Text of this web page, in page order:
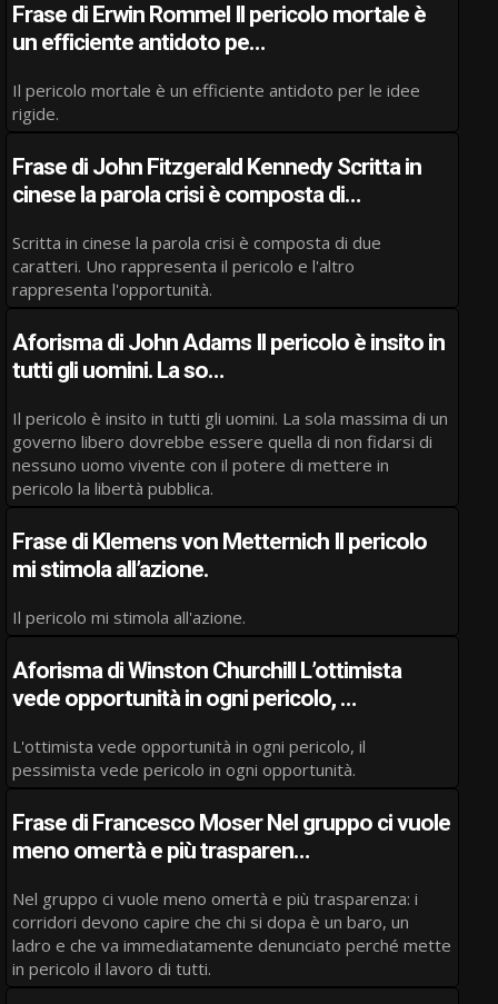
Frase di Erwin Rommel Il pericolo mortale è
un efficiente antidoto pe…
Il pericolo mortale è un efficiente antidoto per le idee
rigide.
Frase di John Fitzgerald Kennedy Scritta in
cinese la parola crisi è composta di…
Scritta in cinese la parola crisi è composta di due
caratteri. Uno rappresenta il pericolo e l'altro
rappresenta l'opportunità.
Aforisma di John Adams Il pericolo è insito in
tutti gli uomini. La so…
Il pericolo è insito in tutti gli uomini. La sola massima di un
governo libero dovrebbe essere quella di non fidarsi di
nessuno uomo vivente con il potere di mettere in
pericolo la libertà pubblica.
Frase di Klemens von Metternich Il pericolo
mi stimola all’azione.
Il pericolo mi stimola all'azione.
Aforisma di Winston Churchill L’ottimista
vede opportunità in ogni pericolo, …
L'ottimista vede opportunità in ogni pericolo, il
pessimista vede pericolo in ogni opportunità.
Frase di Francesco Moser Nel gruppo ci vuole
meno omertà e più trasparen…
Nel gruppo ci vuole meno omertà e più trasparenza: i
corridori devono capire che chi si dopa è un baro, un
ladro e che va immediatamente denunciato perché mette
in pericolo il lavoro di tutti.